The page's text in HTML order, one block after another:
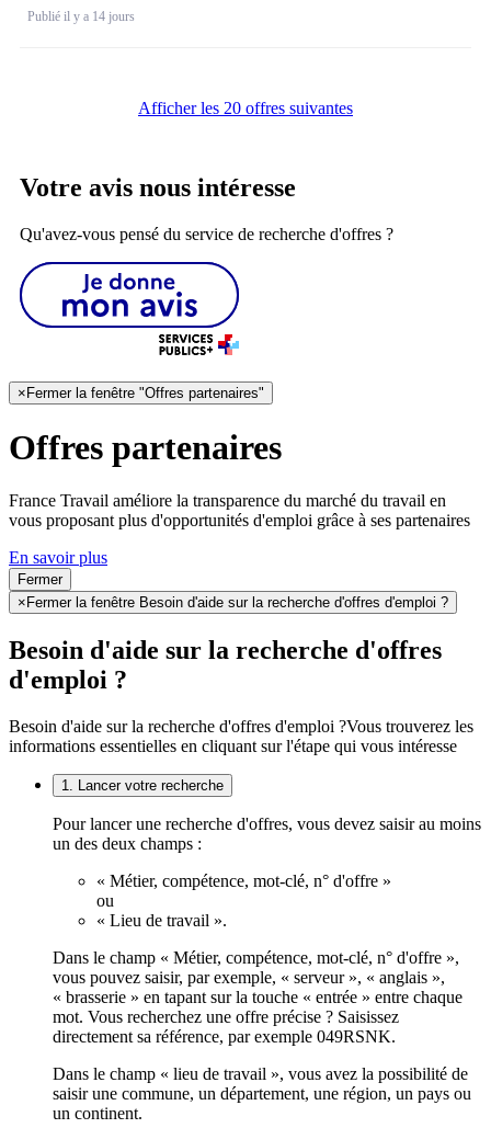
Publié il y a 14 jours
Afficher les 20 offres suivantes
Votre avis nous intéresse
Qu'avez-vous pensé du service de recherche d'offres ?
×Fermer la fenêtre "Offres partenaires"
Offres partenaires
France Travail améliore la transparence du marché du travail en
vous proposant plus d'opportunités d'emploi grâce à ses partenaires
En savoir plus
Fermer
× Fermer la fenêtre Besoin d'aide sur la recherche d'offres d'emploi ?
Besoin d'aide sur la recherche d'offres
d'emploi ?
Besoin d'aide sur la recherche d'offres d'emploi ?Vous trouverez les
informations essentielles en cliquant sur l'étape qui vous intéresse
1. Lancer votre recherche
Pour lancer une recherche d'offres, vous devez saisir au moins
un des deux champs :
« Métier, compétence, mot-clé, n° d'offre »
ou
« Lieu de travail ».
Dans le champ « Métier, compétence, mot-clé, n° d'offre »,
vous pouvez saisir, par exemple, « serveur », « anglais »,
« brasserie » en tapant sur la touche « entrée » entre chaque
mot. Vous recherchez une offre précise ? Saisissez
directement sa référence, par exemple 049RSNK.
Dans le champ « lieu de travail », vous avez la possibilité de
saisir une commune, un département, une région, un pays ou
un continent.